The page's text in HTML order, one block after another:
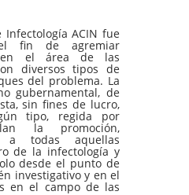
Infectología ACIN fue
fin de agremiar
en el área de las
diversos tipos de
del problema. La
gubernamental, de
sin fines de lucro,
tipo, regida por
la promoción,
a todas aquellas
de la infectología y
desde el punto de
investigativo y en el
en el campo de las